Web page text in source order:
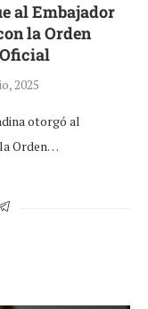
al Embajador
la Orden
2025
otorgó al
Orden…